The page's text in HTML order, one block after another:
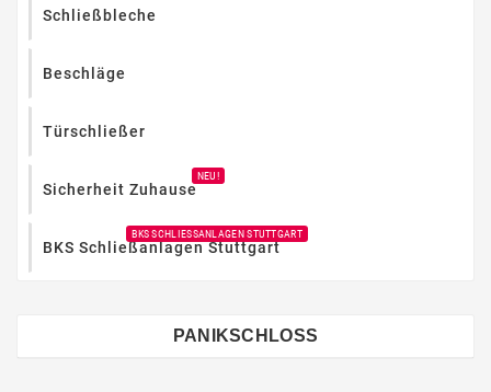
Schließbleche
Beschläge
Türschließer
Sicherheit Zuhause
NEU!
BKS Schließanlagen Stuttgart
BKS SCHLIESSANLAGEN STUTTGART
PANIKSCHLOSS